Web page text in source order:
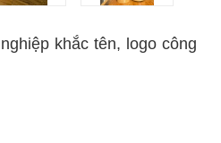
khắc tên, logo công